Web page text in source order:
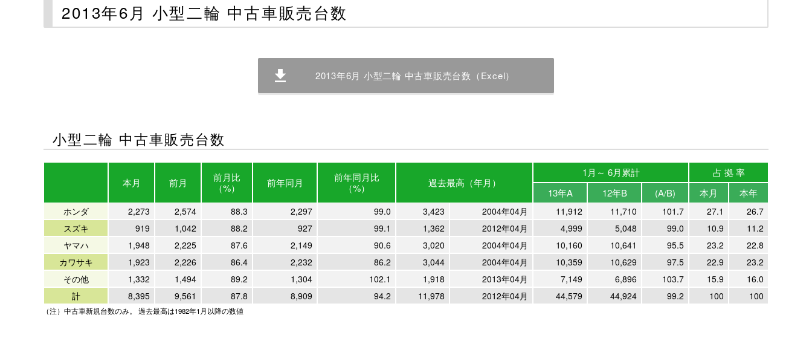
2013年6月 小型二輪 中古車販売台数
2013年6月 小型二輪 中古車販売台数（Excel）
小型二輪 中古車販売台数
本月 前月
前月比
（%）
前年同月 前年同月比
（%）
過去最高 （年月）
1月～ 6月累計
占 拠 率
13年A
12年B (A/B) 本月 本年
ホンダ 2,273 2,574 88.3 2,297 99.0 3,423 2004年04月 11,912 11,710 101.7 27.1
26.7
スズキ
919 1,042 88.2 927 99.1 1,362 2012年04月 4,999 5,048 99.0 10.9
11.2
ヤマハ
1,948 2,225 87.6 2,149 90.6 3,020 2004年04月 10,160 10,641 95.5 23.2
22.8
カワサキ
1,923 2,226 86.4 2,232 86.2 3,044 2004年04月 10,359 10,629 97.5 22.9
23.2
その他
1,332 1,494 89.2 1,304 102.1 1,918 2013年04月 7,149 6,896 103.7 15.9
16.0
計
8,395 9,561 87.8 8,909 94.2 11,978 2012年04月 44,579 44,924 99.2 100 100
（注）中古車新規台数のみ。 過去最高は1982年1月以降の数値